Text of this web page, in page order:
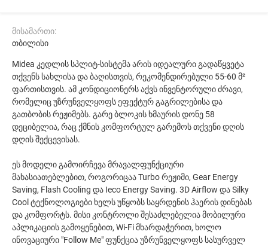
მისამართი:
თბილისი
Midea კედლის სპლიტ-სისტემა არის იდეალური გადაწყვეტა
თქვენს სახლისა და ბაღისთვის, რეკომენდირებული 55-60 მ²
ფართისთვის. ამ კონდიციონერს აქვს ინვენტორული ძრავი,
რომელიც უზრუნველყოფს ეფექტურ გაგრილებისა და
გათბობის რეჟიმებს. გარე ბლოკის ხმაურის დონე 58
დეციბელია, რაც ქმნის კომფორტულ გარემოს თქვენი დღის
დღის შექცევისას.
ეს მოდელი გამოირჩევა მრავალფუნქციური
მახასიათებლებით, როგორიცაა Turbo რეჟიმი, Gear Energy
Saving, Flash Cooling და Ieco Energy Saving. 3D Airflow და Silky
Cool ტექნოლოგიები ხელს უწყობს საყრდენის ჰაერის დინებას
და კომფორტს. მისი კონტროლი შესაძლებელია მობილური
აპლიკაციის გამოყენებით, Wi-Fi მხარდაჭერით, ხოლო
ინოვაციური "Follow Me" ფუნქცია უზრუნველყოფს სასურველ